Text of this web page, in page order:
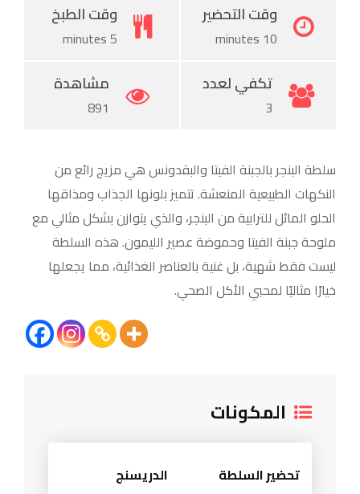
وقت التحضير
10 minutes
وقت الطبخ
تكفي لعدد مشاهدة
891
سلطة البنجر بالجبنة الفيتا والبقدونس هي مزيج رائع من
النكهات الطبيعية المنعشة. تتميز بلونها الجذاب ومذاقها
الحلو المائل للترابية من البنجر، والذي يتوازن بشكل مثالي مع
ملوحة جبنة الفيتا وحموضة عصير الليمون. هذه السلطة
ليست فقط شهية، بل غنية بالعناصر الغذائية، مما يجعلها
خيارًا مثاليًا لمحبي الأكل الصحي.
المكونات
تحضير السلطة
الدريسنج